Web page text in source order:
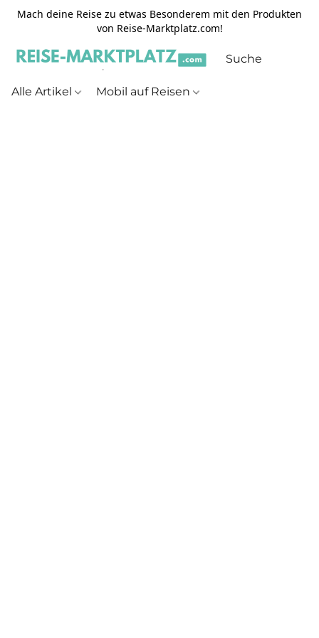
Mach deine Reise zu etwas Besonderem mit den Produkten
von Reise-Marktplatz.com!
Alle Artikel Mobil auf Reisen